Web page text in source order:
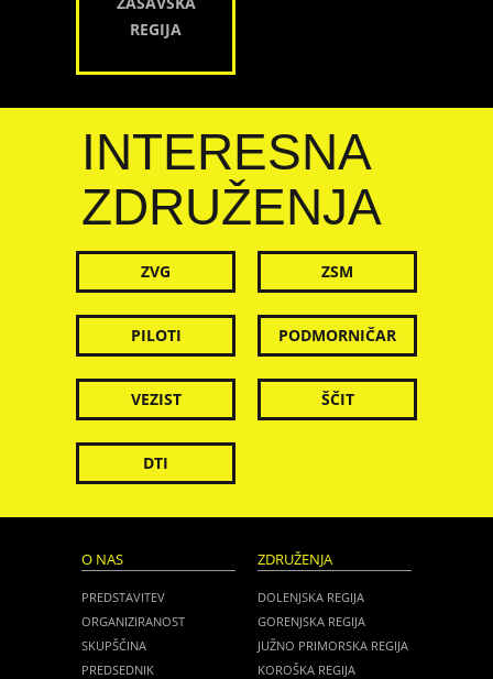
REGIJA
INTERESNA
ZDRUŽENJA
ZVG ZSM
PILOTI PODMORNIČAR
VEZIST ŠČIT
DTI
O NAS
PREDSTAVITEV
ORGANIZIRANOST
SKUPŠČINA
PREDSEDNIK
ZDRUŽENJA
DOLENJSKA REGIJA
GORENJSKA REGIJA
JUŽNO PRIMORSKA REGIJA
KOROŠKA REGIJA